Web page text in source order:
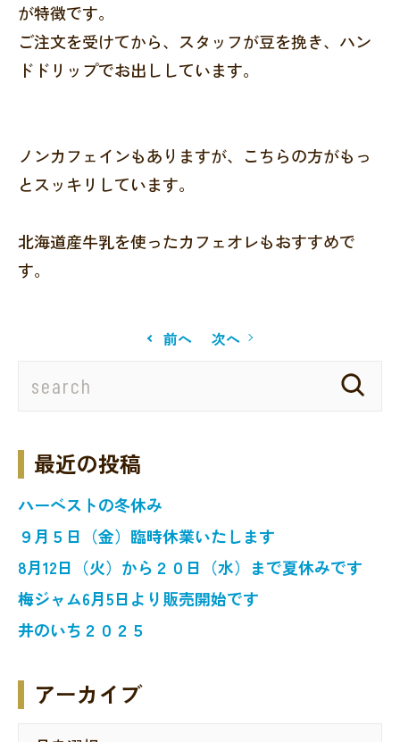
が特徴です。
ご注文を受けてから、スタッフが豆を挽き、ハン
ドドリップでお出ししています。
ノンカフェインもありますが、こちらの方がもっ
とスッキリしています。
北海道産牛乳を使ったカフェオレもおすすめで
す。
前へ 次へ
最近の投稿
ハーベストの冬休み
９月５日（金）臨時休業いたします
8月12日（火）から２０日（水）まで夏休みです
梅ジャム6月5日より販売開始です
井のいち２０２５
アーカイブ